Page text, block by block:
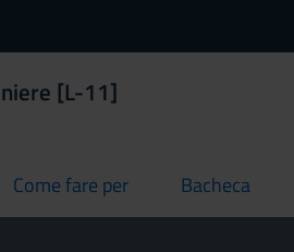
[L-11]
Come fare per
current Bacheca
current